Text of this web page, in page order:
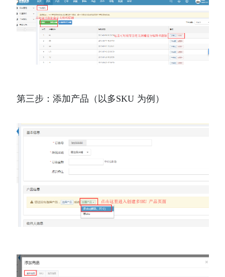
第三步：添加产品（以多SKU 为例）